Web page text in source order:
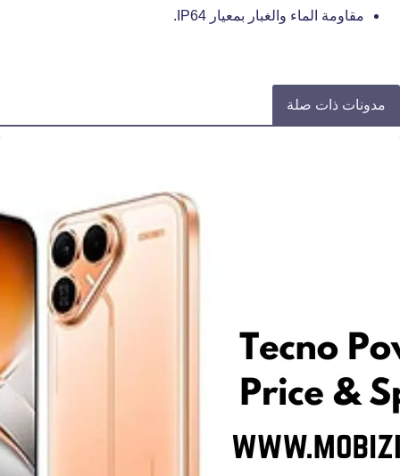
مقاومة الماء والغبار بمعيار IP64.
مدونات ذات صلة